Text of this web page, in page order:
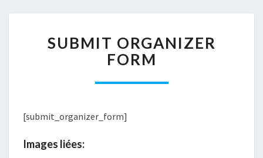
ORGANIZER
FORM
SUBMIT ORGANIZER
FORM
[submit_organizer_form]
Images liées: